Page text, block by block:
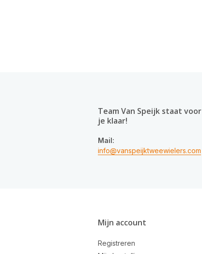
Team Van Speijk staat voor
je klaar!
Mail:
info@vanspeijktweewielers.com
Mijn account
Registreren